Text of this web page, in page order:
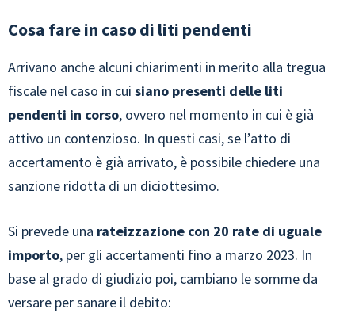
Cosa fare in caso di liti pendenti
Arrivano anche alcuni chiarimenti in merito alla tregua
fiscale nel caso in cui siano presenti delle liti
pendenti in corso, ovvero nel momento in cui è già
attivo un contenzioso. In questi casi, se l’atto di
accertamento è già arrivato, è possibile chiedere una
sanzione ridotta di un diciottesimo.
Si prevede una rateizzazione con 20 rate di uguale
importo, per gli accertamenti fino a marzo 2023. In
base al grado di giudizio poi, cambiano le somme da
versare per sanare il debito: